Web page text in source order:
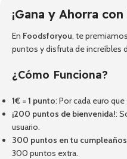
¡Gana y Ahorra
En Foodsforyou, te
puntos y disfruta de increíbles
¿Cómo Funciona?
1€ = 1 punto: Por cada euro
¡200 puntos de bienvenida!:
usuario.
300 puntos en tu cumpleaños
300 puntos extra.